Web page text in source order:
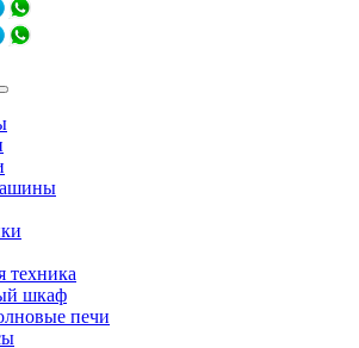
техника
шкаф
печи